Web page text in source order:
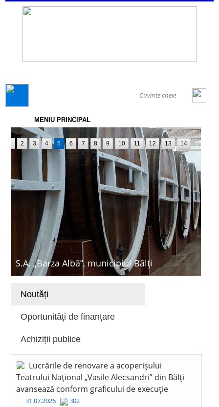
MENIU PRINCIPAL
S.A. „Barza Albă”, municipiul Bălți
1 2 3 4 5 6 7 8 9 10 11 12 13 14
Noutăți
Oportunități de finanțare
Achiziții publice
Lucrările de renovare a acoperișului
Teatrului Național „Vasile Alecsandri” din Bălți
avansează conform graficului de execuție
31.07.2026 302